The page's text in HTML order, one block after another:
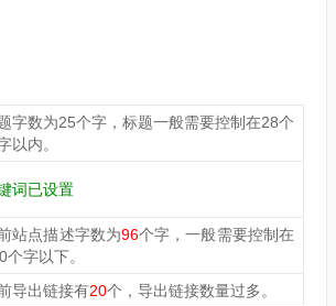
字数为25个字，标题一般需要控制在28个
以内。
词已设置
站点描述字数为96个字，一般需要控制在
个字以下。
导出链接有20个，导出链接数量过多。